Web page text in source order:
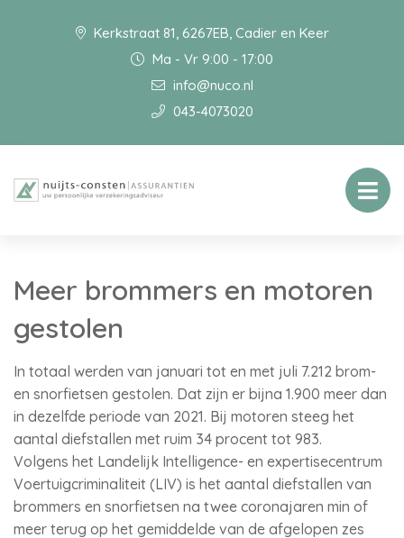
Kerkstraat 81, 6267EB, Cadier en Keer
Ma - Vr 9:00 - 17:00
info@nuco.nl
043-4073020
Meer brommers en motoren
gestolen
In totaal werden van januari tot en met juli 7.212 brom-
en snorfietsen gestolen. Dat zijn er bijna 1.900 meer dan
in dezelfde periode van 2021. Bij motoren steeg het
aantal diefstallen met ruim 34 procent tot 983.
Volgens het Landelijk Intelligence- en expertisecentrum
Voertuigcriminaliteit (LIV) is het aantal diefstallen van
brommers en snorfietsen na twee coronajaren min of
meer terug op het gemiddelde van de afgelopen zes